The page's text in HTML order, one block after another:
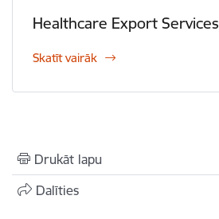
Healthcare Export Services
Skatīt vairāk
Drukāt lapu
Dalīties